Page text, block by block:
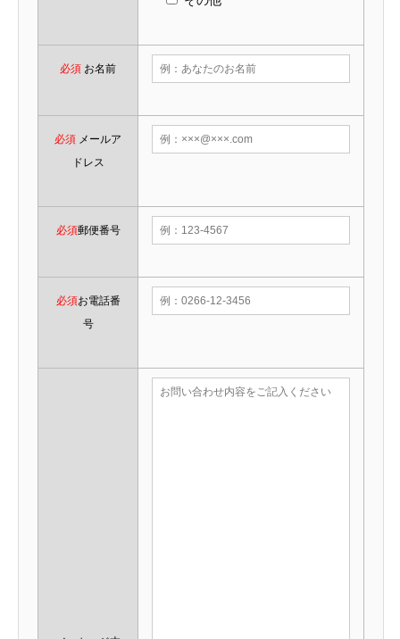
必須 お名前
必須 メールア
ドレス
必須郵便番号
必須お電話番
号